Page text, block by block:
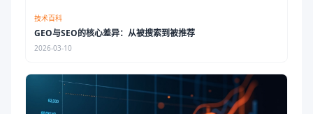
技术百科
GEO与SEO的核心差异：从被搜索到被推荐
2026-03-10